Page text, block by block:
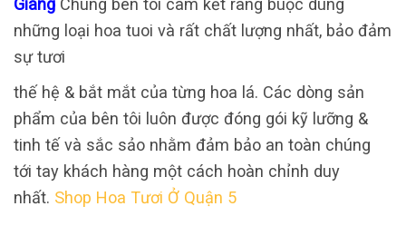
Giang Chúng bên tôi cam kết ràng buộc dùng
những loại hoa tuoi và rất chất lượng nhất, bảo đảm
sự tươi
thế hệ & bắt mắt của từng hoa lá. Các dòng sản
phẩm của bên tôi luôn được đóng gói kỹ lưỡng &
tinh tế và sắc sảo nhằm đảm bảo an toàn chúng
tới tay khách hàng một cách hoàn chỉnh duy
nhất. Shop Hoa Tươi Ở Quận 5